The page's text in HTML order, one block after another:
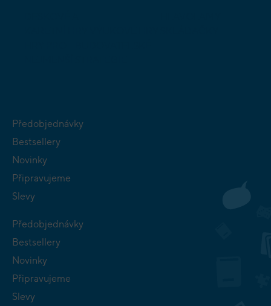
Předobjednávky
Bestsellery
Novinky
Připravujeme
Slevy
Předobjednávky
Bestsellery
Novinky
Připravujeme
Slevy